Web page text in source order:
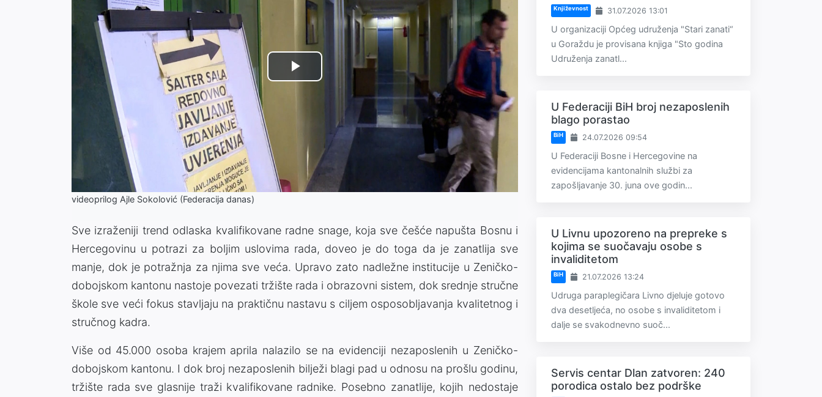
Play
videoprilog Ajle Sokolović (Federacija danas)
Sve izraženiji trend odlaska kvalifikovane radne snage, koja sve češće napušta Bosnu i
Hercegovinu u potrazi za boljim uslovima rada, doveo je do toga da je zanatlija sve
manje, dok je potražnja za njima sve veća. Upravo zato nadležne institucije u Zeničko-
dobojskom kantonu nastoje povezati tržište rada i obrazovni sistem, dok srednje stručne
škole sve veći fokus stavljaju na praktičnu nastavu s ciljem osposobljavanja kvalitetnog i
stručnog kadra.
Više od 45.000 osoba krajem aprila nalazilo se na evidenciji nezaposlenih u Zeničko-
dobojskom kantonu. I dok broj nezaposlenih bilježi blagi pad u odnosu na prošlu godinu,
tržište rada sve glasnije traži kvalifikovane radnike. Posebno zanatlije, kojih nedostaje
Književnost 31.07.2026 13:01
U organizaciji Općeg udruženja "Stari zanati“
u Goraždu je provisana knjiga "Sto godina
Udruženja zanatl...
U Federaciji BiH broj nezaposlenih
blago porastao
BiH 24.07.2026 09:54
U Federaciji Bosne i Hercegovine na
evidencijama kantonalnih službi za
zapošljavanje 30. juna ove godin...
U Livnu upozoreno na prepreke s
kojima se suočavaju osobe s
invaliditetom
BiH 21.07.2026 13:24
Udruga paraplegičara Livno djeluje gotovo
dva desetljeća, no osobe s invaliditetom i
dalje se svakodnevno suoč...
Servis centar Dlan zatvoren: 240
porodica ostalo bez podrške